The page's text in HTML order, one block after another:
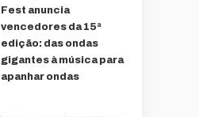
Fest anuncia
vencedores da 15ª
edição: das ondas
gigantes à música para
apanhar ondas